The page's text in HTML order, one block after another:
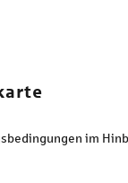
im